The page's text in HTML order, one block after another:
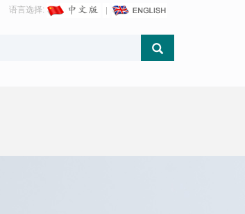
语言选择: